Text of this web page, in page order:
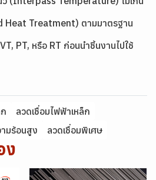
Heat Treatment) ตามมาตรฐาน
PT, หรือ RT ก่อนนำชิ้นงานไปใช้
ลวดเชื่อมไฟฟ้าเหล็ก
มร้อนสูง
ลวดเชื่อมพิเศษ
ง